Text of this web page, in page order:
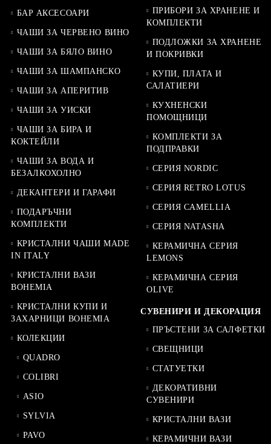
БАР АКСЕСОАРИ
ЧАШИ ЗА ЧЕРВЕНО ВИНО
ЧАШИ ЗА БЯЛО ВИНО
ЧАШИ ЗА ШАМПАНСКО
ЧАШИ ЗА АПЕРИТИВ
ЧАШИ ЗА УИСКИ
ЧАШИ ЗА БИРА И
КОКТЕЙЛИ
ЧАШИ ЗА ВОДА И
БЕЗАЛКОХОЛНО
ДЕКАНТЕРИ И ГАРАФИ
ПОДАРЪЧНИ
КОМПЛЕКТИ
КРИСТАЛНИ ЧАШИ MADE
IN ITALY
КРИСТАЛНИ ВАЗИ
BOHEMIA
КРИСТАЛНИ КУПИ И
ЗАХАРНИЦИ BOHEMIA
КОЛЕКЦИИ
QUADRO
COLIBRI
ASIO
SYLVIA
PAVO
ПРИБОРИ ЗА ХРАНЕНЕ И
КОМПЛЕКТИ
ПОДЛОЖКИ ЗА ХРАНЕНЕ
И ПОКРИВКИ
КУПИ, ПЛАТА И
САЛАТИЕРИ
КУХНЕНСКИ
ПОМОЩНИЦИ
КОМПЛЕКТИ ЗА
ПОДПРАВКИ
СЕРИЯ NORDIC
СЕРИЯ RETRO LOTUS
СЕРИЯ CAMELLIA
СЕРИЯ NATASHA
КЕРАМИЧНА СЕРИЯ
LEMONS
КЕРАМИЧНА СЕРИЯ
OLIVE
СУВЕНИРИ И ДЕКОРАЦИЯ
ПРЪСТЕНИ ЗА САЛФЕТКИ
СВЕЩНИЦИ
СТАТУЕТКИ
ДЕКОРАТИВНИ
СУВЕНИРИ
КРИСТАЛНИ ВАЗИ
КЕРАМИЧНИ ВАЗИ